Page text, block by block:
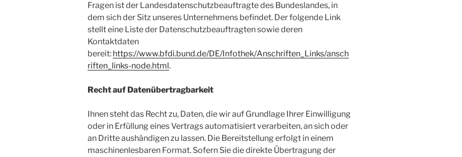
Fragen ist der Landesdatenschutzbeauftragte des Bundeslandes, in
dem sich der Sitz unseres Unternehmens befindet. Der folgende Link
stellt eine Liste der Datenschutzbeauftragten sowie deren
Kontaktdaten
bereit: https://www.bfdi.bund.de/DE/Infothek/Anschriften_Links/ansch
riften_links-node.html.
Recht auf Datenübertragbarkeit
Ihnen steht das Recht zu, Daten, die wir auf Grundlage Ihrer Einwilligung
oder in Erfüllung eines Vertrags automatisiert verarbeiten, an sich oder
an Dritte aushändigen zu lassen. Die Bereitstellung erfolgt in einem
maschinenlesbaren Format. Sofern Sie die direkte Übertragung der